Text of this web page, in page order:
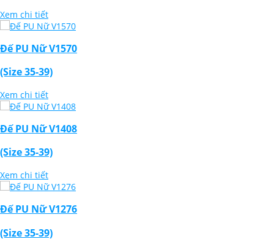
Xem chi tiết
Đế PU Nữ V1570
(Size 35-39)
Xem chi tiết
Đế PU Nữ V1408
(Size 35-39)
Xem chi tiết
Đế PU Nữ V1276
(Size 35-39)